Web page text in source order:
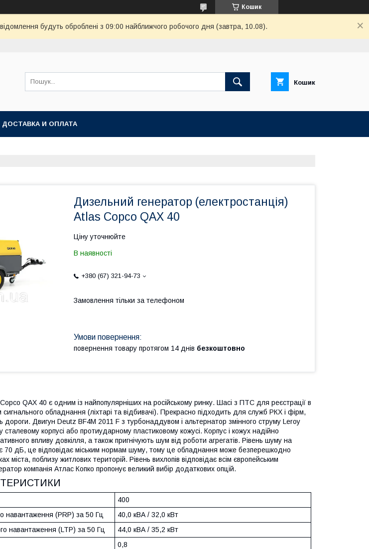
Кошик
будуть оброблені з 09:00 найближчого робочого дня (завтра, 10.08).
Кошик
ДОСТАВКА И ОПЛАТА
Дизельний генератор (електростанція)
Atlas Copco QAX 40
Ціну уточнюйте
В наявності
+380 (67) 321-94-73
Замовлення тільки за телефоном
повернення товару протягом 14 днів безкоштовно
QAX 40 є одним із найпопулярніших на російському ринку. Шасі з ПТС для реєстрації в
обладнання (ліхтарі та відбивачі). Прекрасно підходить для служб РКХ і фірм,
дороги. Двигун Deutz BF4M 2011 F з турбонаддувом і альтернатор змінного струму Leroy
сталевому корпусі або протиударному пластиковому кожусі. Корпус і кожух надійно
впливу довкілля, а також пригнічують шум від роботи агрегатів. Рівень шуму на
70 дБ, це відповідає міським нормам шуму, тому це обладнання може безперешкодно
міста, поблизу житлових територій. Рівень вихлопів відповідає всім європейським
компанія Атлас Копко пропонує великий вибір додаткових опцій.
400
навантаження (PRP) за 50 Гц
40,0 кВА / 32,0 кВт
навантаження (LTP) за 50 Гц
44,0 кВА / 35,2 кВт
0,8